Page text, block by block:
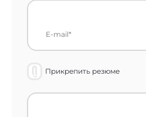
Прикрепить резюме